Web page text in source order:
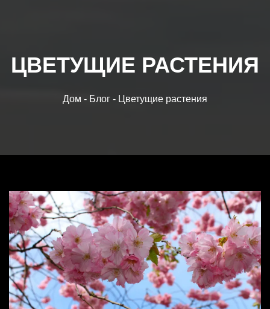
ВЫХОД
ВОПРОСЫ-ОТВЕТЫ
ЦВЕТУЩИЕ РАСТЕНИЯ
Дом - Блог - Цветущие растения